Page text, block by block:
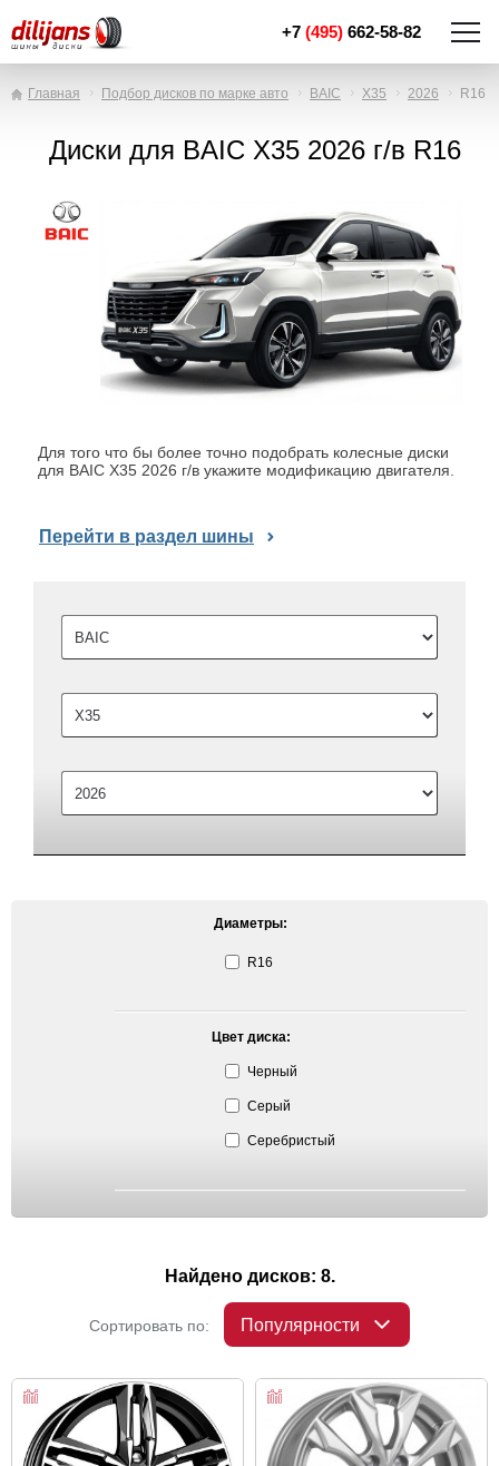
+7 (495) 662-58-82
Главная Подбор дисков по марке авто BAIC X35 2026 R16
Диски для BAIC X35 2026 г/в R16
Для того что бы более точно подобрать колесные диски
для BAIC X35 2026 г/в укажите модификацию двигателя.
Перейти в раздел шины
Диаметры:
R16
Цвет диска:
Черный
Серый
Серебристый
Найдено дисков: 8.
Сортировать по: Популярности